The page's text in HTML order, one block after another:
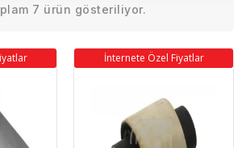
7 ürün gösteriliyor.
İnternete Özel Fiyatlar